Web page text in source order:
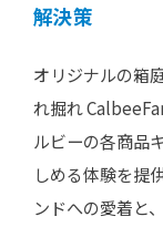
解決策
オリジナルの箱
れ掘れ
ルビーの各商品
しめる体験を提
ンドへの愛着と